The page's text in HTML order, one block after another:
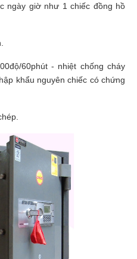
ngày giờ như 1 chiếc đồng hồ
60phút - nhiệt chống cháy
khẩu nguyên chiếc có chứng